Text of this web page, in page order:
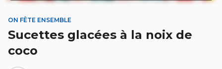
ON FÊTE ENSEMBLE
Sucettes glacées à la noix de
coco